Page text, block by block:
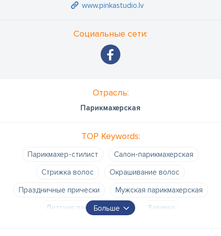
www.pinkastudio.lv
Социальные сети:
Отрасль:
Парикмахерская
TOP Keywords:
Парикмахер-стилист
Салон-парикмахерская
Стрижка волос
Окрашивание волос
Праздничные прически
Мужская парикмахерская
Детская парикмахерская
Завивка
Больше